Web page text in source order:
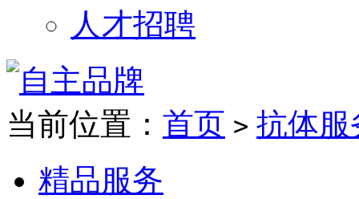
人才招聘
当前位置： 首页 > 抗体服
精品服务